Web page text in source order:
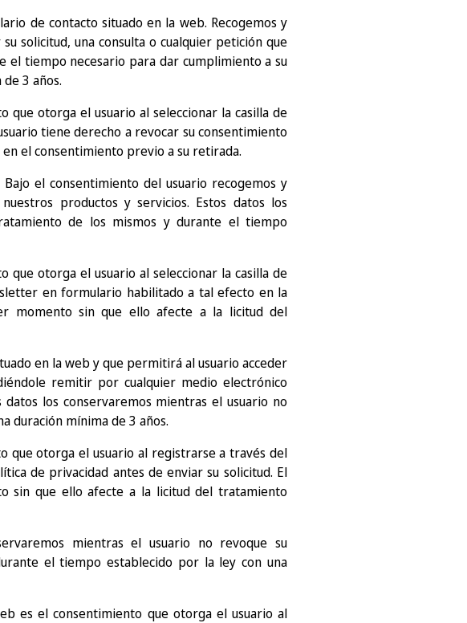
de contacto situado en la web. Recogemos y
solicitud, una consulta o cualquier petición que
el tiempo necesario para dar cumplimiento a su
3 años.
otorga el usuario al seleccionar la casilla de
tiene derecho a revocar su consentimiento
el consentimiento previo a su retirada.
Bajo el consentimiento del usuario recogemos y
productos y servicios. Estos datos los
de los mismos y durante el tiempo
otorga el usuario al seleccionar la casilla de
en formulario habilitado a tal efecto en la
momento sin que ello afecte a la licitud del
en la web y que permitirá al usuario acceder
remitir por cualquier medio electrónico
datos los conservaremos mientras el usuario no
duración mínima de 3 años.
que otorga el usuario al registrarse a través del
de privacidad antes de enviar su solicitud. El
sin que ello afecte a la licitud del tratamiento
mientras el usuario no revoque su
el tiempo establecido por la ley con una
es el consentimiento que otorga el usuario al